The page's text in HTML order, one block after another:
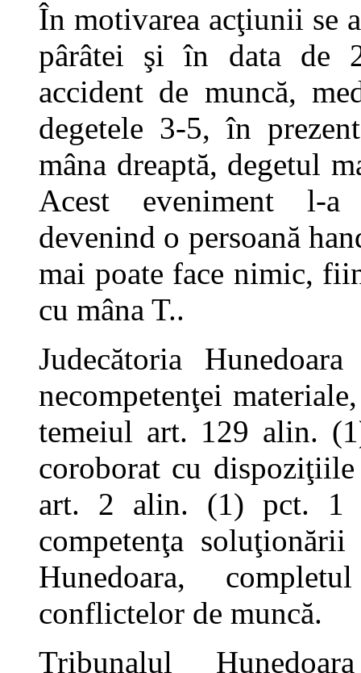
În motivarea acţiunii se
pârâtei şi în data de
accident de muncă,
degetele 3-5, în
mâna dreaptă, degetul
Acest eveniment l-a
devenind o persoană
mai poate face nimic,
cu mâna T..
Judecătoria
necompetenţei
temeiul art. 129 alin.
coroborat cu
art. 2 alin. (1) pct. 1
competenţa
Hunedoara,
conflictelor de muncă.
Tribunalul